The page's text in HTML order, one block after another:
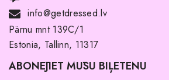
Noma ar pirkuma tiesībām
Par mums
Pirkuma noteikumi un nosacījumi
Atgriešanas politika
info@getdressed.lv
Pärnu mnt 139C/1
Estonia, Tallinn, 11317
ABONĒJIET MŪSU BIĻETENU